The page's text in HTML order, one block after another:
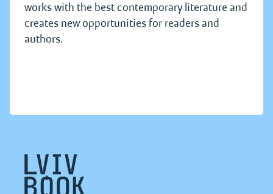
works with the best contemporary literature and
creates new opportunities for readers and
authors.